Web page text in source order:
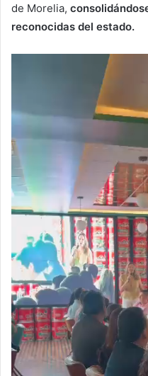
de Morelia,
reconocidas del estado.